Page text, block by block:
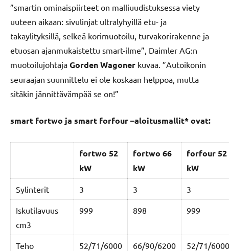
”smartin ominaispiirteet on malliuudistuksessa viety
uuteen aikaan: sivulinjat ultralyhyillä etu- ja
takaylityksillä, selkeä korimuotoilu, turvakorirakenne ja
etuosan ajanmukaistettu smart-ilme”, Daimler AG:n
muotoilujohtaja Gorden Wagoner kuvaa. ”Autoikonin
seuraajan suunnittelu ei ole koskaan helppoa, mutta
sitäkin jännittävämpää se on!”
smart fortwo ja smart forfour –aloitusmallit* ovat:
fortwo 52
kW
fortwo 66
kW
forfour52
kW
Sylinterit 3 3 3
Iskutilavuus
cm3
999 898 999
Teho
52/71/6000 66/90/6200 52/71/6000